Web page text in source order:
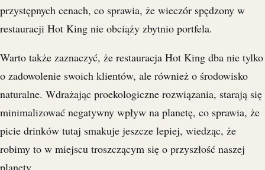
przystępnych cenach, co sprawia, że wieczór spędzony w
restauracji Hot King nie obciąży zbytnio portfela.
Warto także zaznaczyć, że restauracja Hot King dba nie tylko
o zadowolenie swoich klientów, ale również o środowisko
naturalne. Wdrażając proekologiczne rozwiązania, starają się
minimalizować negatywny wpływ na planetę, co sprawia, że
picie drinków tutaj smakuje jeszcze lepiej, wiedząc, że
robimy to w miejscu troszczącym się o przyszłość naszej